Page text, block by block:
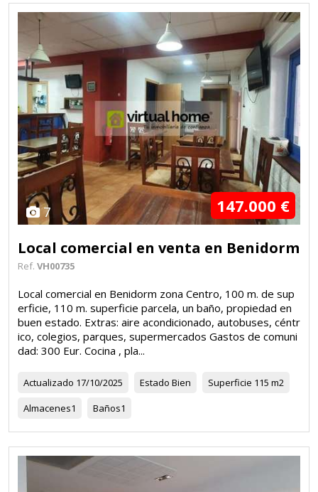
7 147.000 €
Local comercial en venta en Benidorm
Ref. VH00735
Local comercial en Benidorm zona Centro, 100 m. de sup
erficie, 110 m. superficie parcela, un baño, propiedad en
buen estado. Extras: aire acondicionado, autobuses, céntr
ico, colegios, parques, supermercados Gastos de comuni
dad: 300 Eur. Cocina , pla...
Actualizado 17/10/2025 Estado Bien Superficie 115 m2
Almacenes1 Baños1